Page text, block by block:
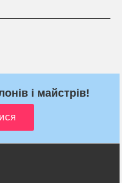
і майстрів!